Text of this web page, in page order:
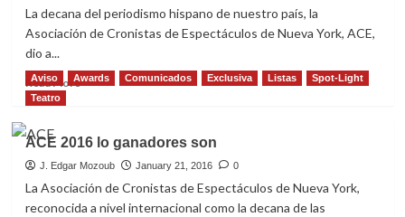
Series
2017
La decana del periodismo hispano de nuestro país, la
Asociación de Cronistas de Espectáculos de Nueva York, ACE,
dio a...
Read MoreRead
la
esperada
lista
de
Aviso Awards Comunicados Exclusiva Listas
Spot-Light
Teatro
ACE 2016 lo ganadores son
J. Edgar Mozoub January 21, 2016 0
La Asociación de Cronistas de Espectáculos de Nueva York,
reconocida a nivel internacional como la decana de las